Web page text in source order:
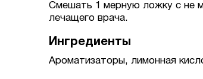
Смешать 1 мерную ложку с не
лечащего врача.
Ингредиенты
Ароматизаторы, лимонная